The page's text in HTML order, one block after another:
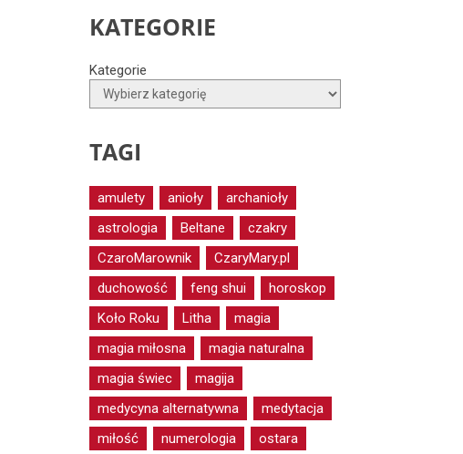
KATEGORIE
Kategorie
TAGI
amulety anioły
archanioły
astrologia
Beltane
czakry
CzaroMarownik
CzaryMary.pl
duchowość
feng shui
horoskop
Koło Roku
Litha
magia
magia miłosna
magia naturalna
magia świec
magija
medycyna alternatywna
medytacja
miłość
numerologia
ostara